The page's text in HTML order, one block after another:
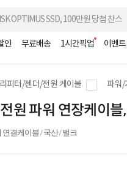
인 무료배송 1시간픽업 이벤트
리피터/젠더/전원 케이블 파워/
원 파워 연장케이
연결케이블 / 국산 / 벌크